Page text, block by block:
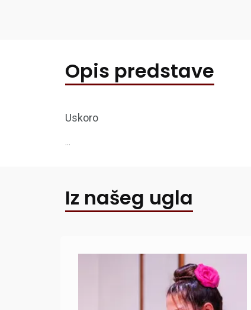
Opis predstave
Uskoro
...
Iz našeg ugla